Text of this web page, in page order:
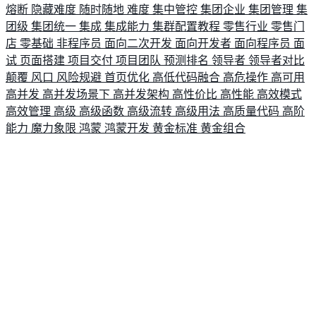
熔断 隐藏难度 随时随地 难度 集中管控 集团企业 集团管理 集
团级 集团统一 集成 集成能力 集群配置教程 零售行业 零售门
店 零基础 非程序员 面向二次开发 面向开发者 面向程序员 面
试 页面搭建 项目交付 项目团队 预测排名 领导者 领导者对比
颠覆 风口 风险规避 首页优化 高低代码融合 高危操作 高可用
高并发 高并发场景下 高并发架构 高性价比 高性能 高效模式
高效管理 高级 高级函数 高级流转 高级用法 高质量代码 高阶
能力 魔力象限 鸿蒙 鸿蒙开发 黄金标准 黄金组合